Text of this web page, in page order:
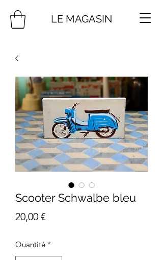
LE MAGASIN
Scooter Schwalbe bleu
20,00 €Prix
Quantité *